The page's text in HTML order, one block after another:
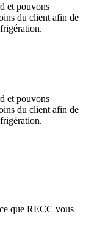
et pouvons
du client afin de
et pouvons
du client afin de
que RECC vous